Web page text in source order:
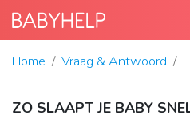
Home Vraag & Antwoord
ZO SLAAPT JE BABY